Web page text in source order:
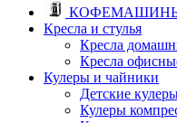
Кресла и стулья
Кресла
Кресла
Кулеры и чайники
Детские
Кулеры